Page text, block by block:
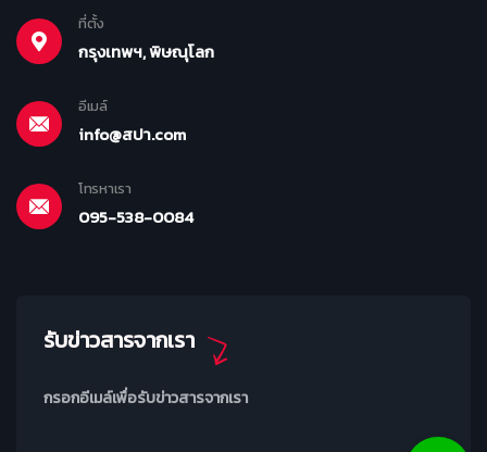
ที่ตั้ง
กรุงเทพฯ, พิษณุโลก
อีเมล์
info@สปา.com
โทรหาเรา
095-538-0084
รับข่าวสารจากเรา
กรอกอีเมล์เพื่อรับข่าวสารจากเรา